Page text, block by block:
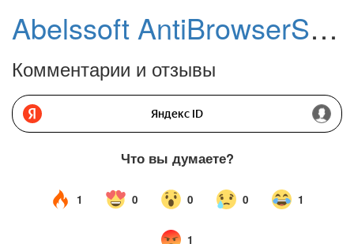
Abelssoft AntiBrowserSpy 2026 – бесплатная лицензия (пожизненная)
Комментарии и отзывы